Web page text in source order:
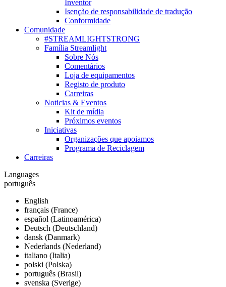
Inventor
Isenção de responsabilidade de tradução
Conformidade
Comunidade
#STREAMLIGHTSTRONG
Família Streamlight
Sobre Nós
Comentários
Loja de equipamentos
Registo de produto
Carreiras
Noticias & Eventos
Kit de mídia
Próximos eventos
Iniciativas
Organizações que apoiamos
Programa de Reciclagem
Carreiras
Languages
português
English
français (France)
español (Latinoamérica)
Deutsch (Deutschland)
dansk (Danmark)
Nederlands (Nederland)
italiano (Italia)
polski (Polska)
português (Brasil)
svenska (Sverige)